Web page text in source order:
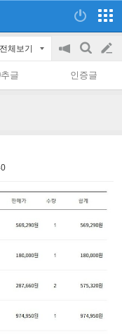
전체보기
공
on/off
검
색
글
쓰
글 인증글